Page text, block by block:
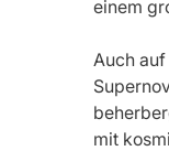
einem
Auch
mit